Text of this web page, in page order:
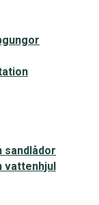
sandlådor
vattenhjul